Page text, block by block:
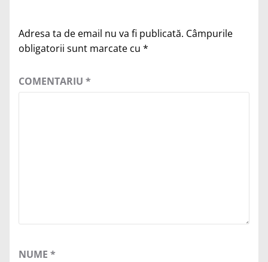
Adresa ta de email nu va fi publicată. Câmpurile
obligatorii sunt marcate cu *
COMENTARIU *
NUME *